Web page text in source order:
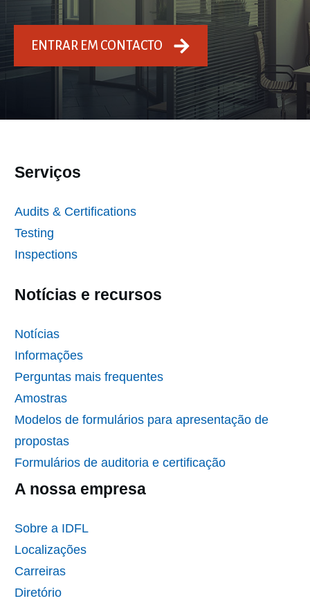
ENTRAR EM CONTACTO
Serviços
Audits & Certifications
Testing
Inspections
Notícias e recursos
Notícias
Informações
Perguntas mais frequentes
Amostras
Modelos de formulários para apresentação de
propostas
Formulários de auditoria e certificação
A nossa empresa
Sobre a IDFL
Localizações
Carreiras
Diretório